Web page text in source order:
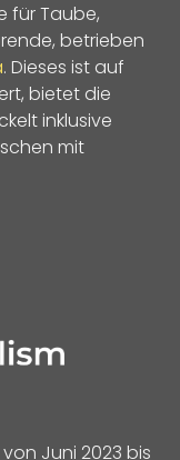
für Taube,
betrieben
. Dieses ist auf
bietet die
inklusive
mit
Juni 2023 bis